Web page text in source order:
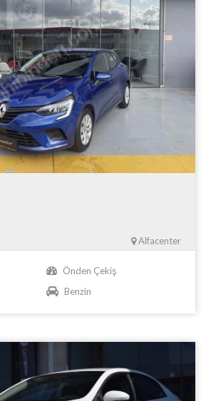
Alfacenter
Önden Çekiş
Benzin